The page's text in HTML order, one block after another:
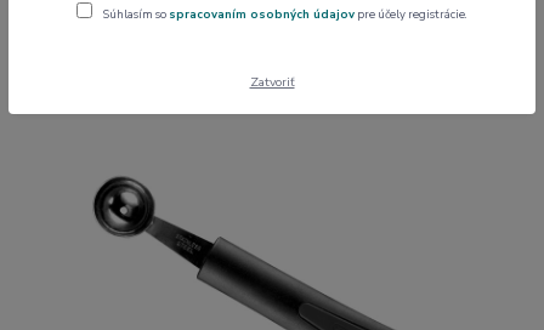
Súhlasím so spracovaním osobných údajov pre účely registrácie.
Zatvoriť